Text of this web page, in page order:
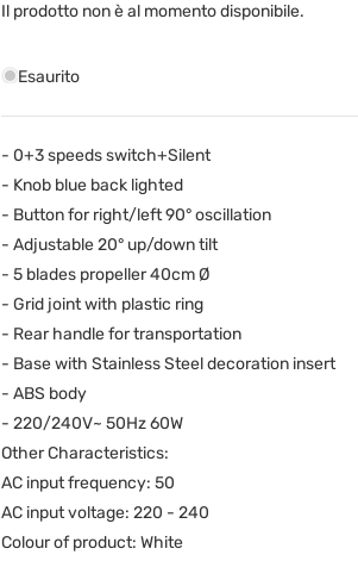
Il prodotto non è al momento disponibile.
Esaurito
- 0+3 speeds switch+Silent
- Knob blue back lighted
- Button for right/left 90° oscillation
- Adjustable 20° up/down tilt
- 5 blades propeller 40cm Ø
- Grid joint with plastic ring
- Rear handle for transportation
- Base with Stainless Steel decoration insert
- ABS body
- 220/240V~ 50Hz 60W
Other Characteristics:
AC input frequency: 50
AC input voltage: 220 - 240
Colour of product: White